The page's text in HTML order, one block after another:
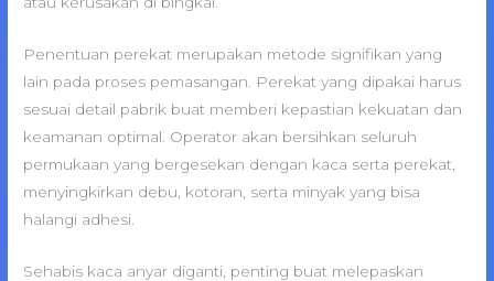
Penentuan perekat merupakan metode signifikan yang
lain pada proses pemasangan. Perekat yang dipakai harus
sesuai detail pabrik buat memberi kepastian kekuatan dan
keamanan optimal. Operator akan bersihkan seluruh
permukaan yang bergesekan dengan kaca serta perekat,
menyingkirkan debu, kotoran, serta minyak yang bisa
halangi adhesi.
Sehabis kaca anyar diganti, penting buat melepaskan